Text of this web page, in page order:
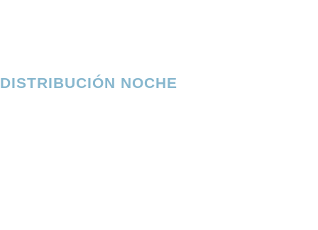
DISTRIBUCIÓN NOCHE